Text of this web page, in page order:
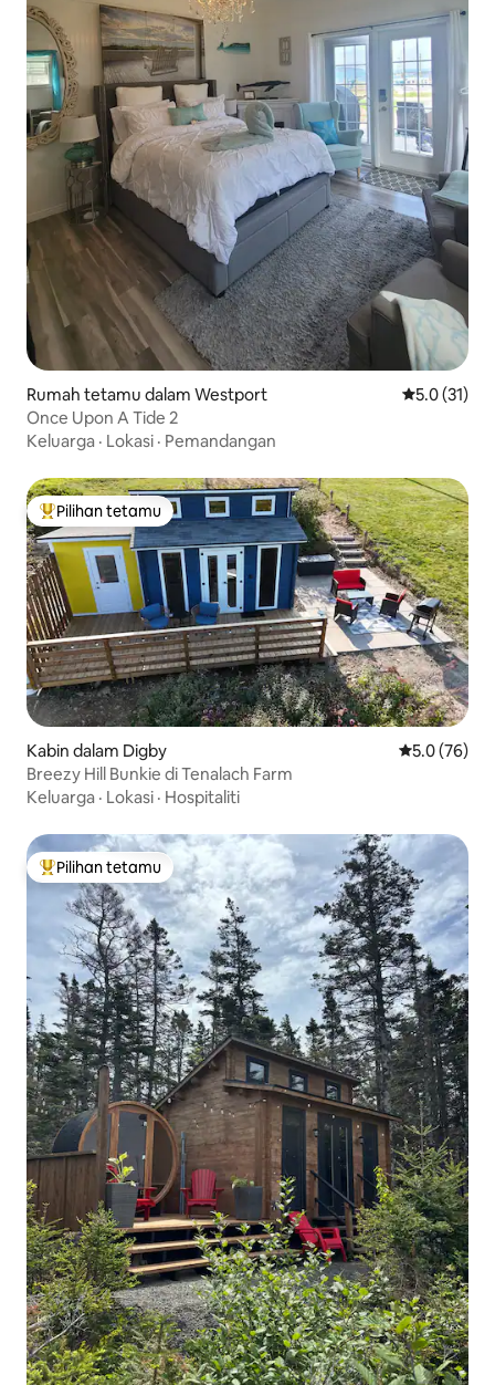
Rumah tetamu dalam Westport Penarafan
5.0 (31)
Once Upon A Tide 2
Keluarga · Lokasi · Pemandangan
Pilihan utama tetamu
Pilihan tetamu
Kabin dalam Digby Penarafan
5.0 (76)
Breezy Hill Bunkie di Tenalach Farm
Keluarga · Lokasi · Hospitaliti
Pilihan utama tetamu
Pilihan tetamu